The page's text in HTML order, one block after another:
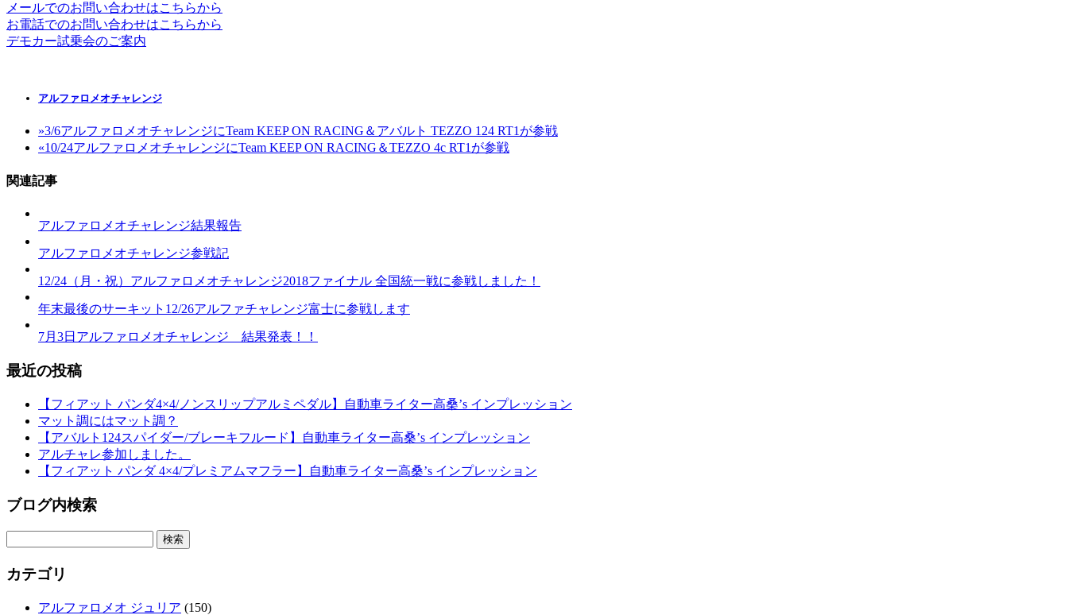
メールでのお問い合わせはこちらから
お電話でのお問い合わせはこちらから
デモカー試乗会のご案内
アルファロメオチャレンジ
»3/6アルファロメオチャレンジにTeam KEEP ON RACING＆アバルト TEZZO 124 RT1が参戦
«10/24アルファロメオチャレンジにTeam KEEP ON RACING＆TEZZO 4c RT1が参戦
関連記事
アルファロメオチャレンジ結果報告
アルファロメオチャレンジ参戦記
12/24（月・祝）アルファロメオチャレンジ2018ファイナル 全国統一戦に参戦しました！
年末最後のサーキット12/26アルファチャレンジ富士に参戦します
7月3日アルファロメオチャレンジ 結果発表！！
最近の投稿
【フィアット パンダ4×4/ノンスリップアルミペダル】自動車ライター高桑’s インプレッション
マット調にはマット調？
【アバルト124スパイダー/ブレーキフルード】自動車ライター高桑’s インプレッション
アルチャレ参加しました。
【フィアット パンダ 4×4/プレミアムマフラー】自動車ライター高桑’s インプレッション
ブログ内検索
カテゴリ
アルファロメオ ジュリア (150)